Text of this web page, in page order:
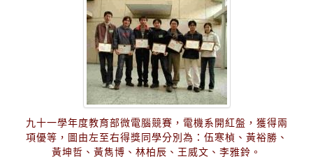
九十一學年度教育部微電腦競賽，電機系開紅盤，獲得兩
項優等，圖由左至右得獎同學分別為：伍寒楨、黃裕勝、
黃坤哲、黃雋博、林柏辰、王威文、李雅鈴。